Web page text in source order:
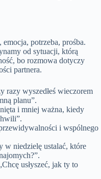
potrzeba, prośba.
od sytuacji, którą
bo rozmowa dotyczy
partnera.
razy wyszedłeś wieczorem
planu”.
i mniej ważna, kiedy
i wspólnego
w niedzielę ustalać, które
usłyszeć, jak ty to